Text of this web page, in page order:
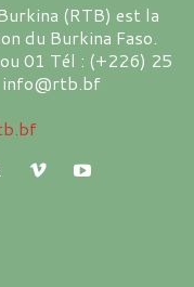
(RTB) est la
du Burkina Faso.
01 Tél : (+226) 25